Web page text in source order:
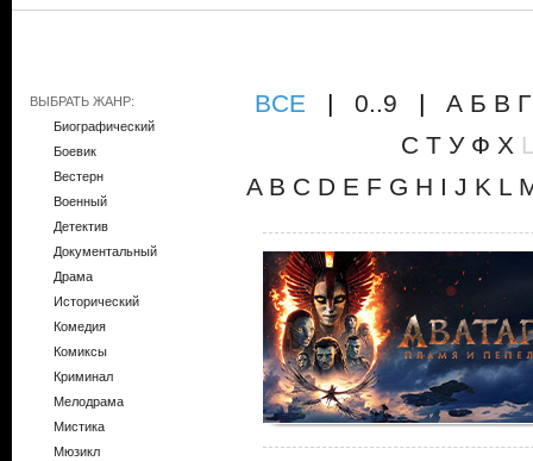
ВЫБРАТЬ ЖАНР:
Биографический
Боевик
Вестерн
Военный
Детектив
Документальный
Драма
Исторический
Комедия
Комиксы
Криминал
Мелодрама
Мистика
Мюзикл
ВCE | 0..9 | А Б В Г
С Т У Ф Х
A B C D E F G H I J K L